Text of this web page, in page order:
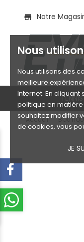
Nous
Nous utilisons des
meilleure
Internet. En cliquant
politique en matière
souhaitez modifier
de cookies, vous
JE
store Notre
TENNIS
Accueil